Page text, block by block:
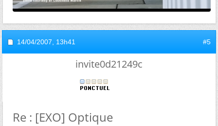
14/04/2007, 13h41 #5
invite0d21249c
Re : [EXO] Optique